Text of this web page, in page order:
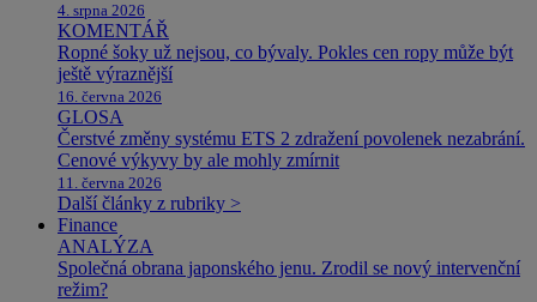
4. srpna 2026
KOMENTÁŘ
Ropné šoky už nejsou, co bývaly. Pokles cen ropy může být
ještě výraznější
16. června 2026
GLOSA
Čerstvé změny systému ETS 2 zdražení povolenek nezabrání.
Cenové výkyvy by ale mohly zmírnit
11. června 2026
Další články z rubriky >
Finance
ANALÝZA
Společná obrana japonského jenu. Zrodil se nový intervenční
režim?